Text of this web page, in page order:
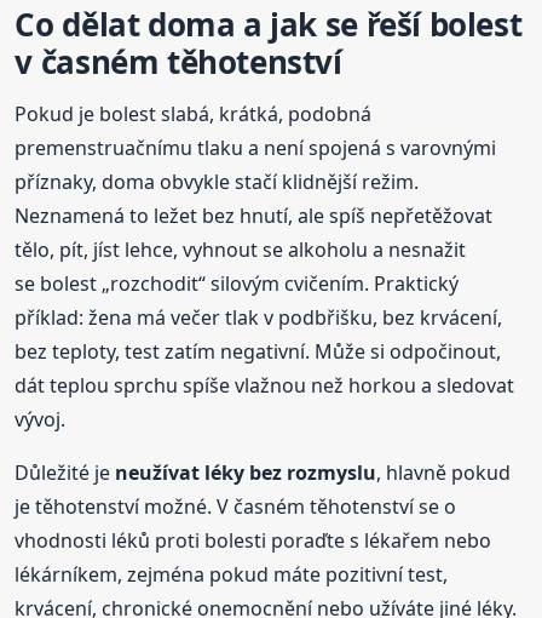
Co dělat doma a jak se řeší bolest
v časném těhotenství
Pokud je bolest slabá, krátká, podobná
premenstruačnímu tlaku a není spojená s varovnými
příznaky, doma obvykle stačí klidnější režim.
Neznamená to ležet bez hnutí, ale spíš nepřetěžovat
tělo, pít, jíst lehce, vyhnout se alkoholu a nesnažit
se bolest „rozchodit“ silovým cvičením. Praktický
příklad: žena má večer tlak v podbřišku, bez krvácení,
bez teploty, test zatím negativní. Může si odpočinout,
dát teplou sprchu spíše vlažnou než horkou a sledovat
vývoj.
Důležité je neužívat léky bez rozmyslu, hlavně pokud
je těhotenství možné. V časném těhotenství se o
vhodnosti léků proti bolesti poraďte s lékařem nebo
lékárníkem, zejména pokud máte pozitivní test,
krvácení, chronické onemocnění nebo užíváte jiné léky.